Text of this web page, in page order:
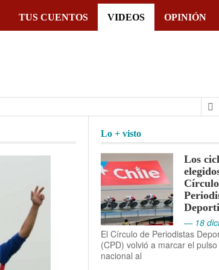
TUS CUENTOS VIDEOS OPINIÓN
Lo + visto
Los
— 18
El Círculo de Periodistas
(CPD) volvió a marcar el
nacional al